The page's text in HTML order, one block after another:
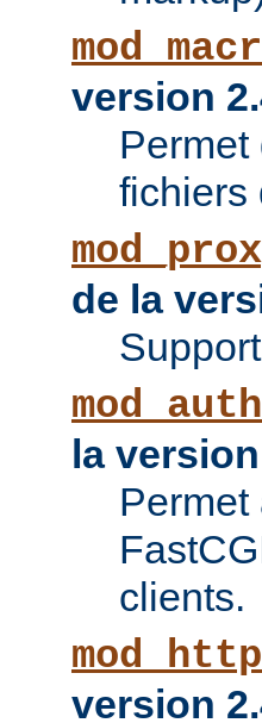
version
fichiers
de la
la
clients.
version